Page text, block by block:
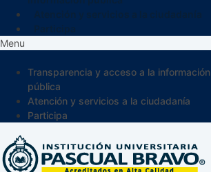
Menu
Transparencia y acceso a la información
pública
Atención y servicios a la ciudadanía
Participa